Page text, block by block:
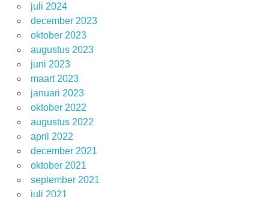
juli 2024
december 2023
oktober 2023
augustus 2023
juni 2023
maart 2023
januari 2023
oktober 2022
augustus 2022
april 2022
december 2021
oktober 2021
september 2021
juli 2021